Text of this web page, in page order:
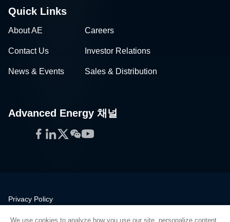
Quick Links
About AE Careers
Contact Us Investor Relations
News & Events Sales & Distribution
Advanced Energy 채널
Facebook
LinkedIn
Twitter
WeChat
YouTube
Privacy Policy
We use cookies to analyze how you use our site, personalize content,